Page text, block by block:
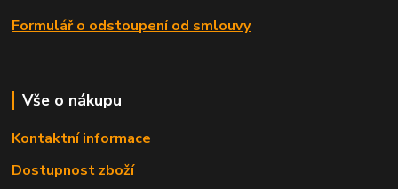
Formulář o odstoupení od smlouvy
Vše o nákupu
Kontaktní informace
Dostupnost zboží